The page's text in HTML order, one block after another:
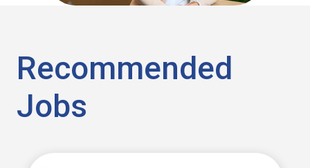
Recommended
Jobs